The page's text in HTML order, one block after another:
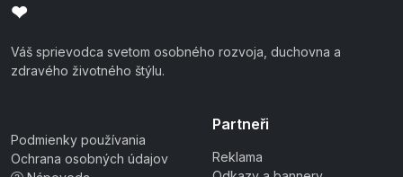
❤
Váš sprievodca svetom osobného rozvoja, duchovna a
zdravého životného štýlu.
Podmienky používania
Ochrana osobných údajov
Partneři
Reklama